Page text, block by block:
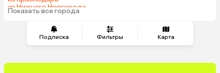
Подписка Фильтры Карта
из Нижнего Новгорода
из Перми
Показать все города